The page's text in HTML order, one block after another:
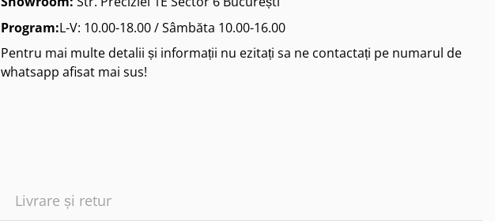
Program:L-V: 10.00-18.00 / Sâmbăta 10.00-16.00
Pentru mai multe detalii și informații nu ezitați sa ne contactați pe numarul de
whatsapp afisat mai sus!
Livrare și retur